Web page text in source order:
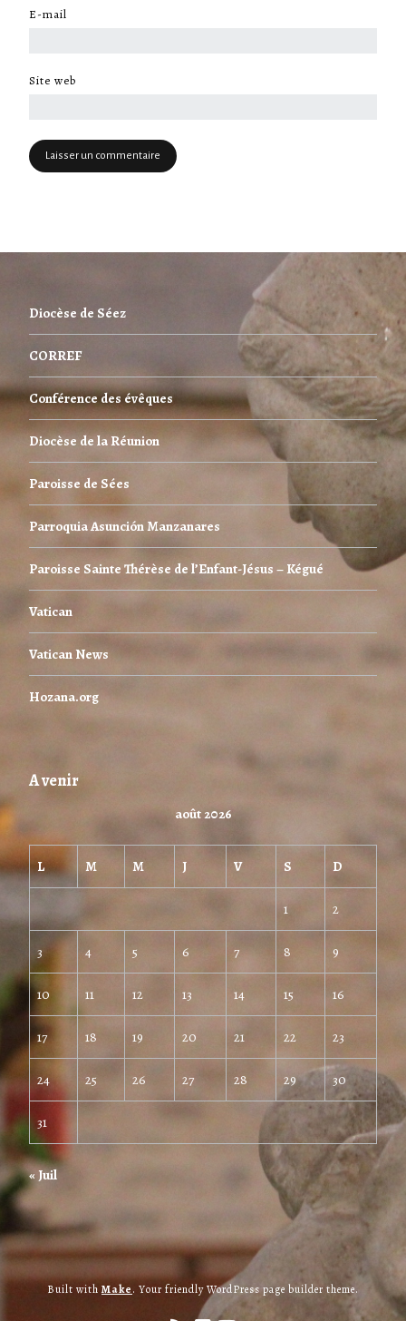
E-mail
Site web
Diocèse de Séez
CORREF
Conférence des évêques
Diocèse de la Réunion
Paroisse de Sées
Parroquia Asunción Manzanares
Paroisse Sainte Thérèse de l’Enfant-Jésus – Kégué
Vatican
Vatican News
Hozana.org
A venir
août 2026
L M M J V S D
1 2
3 4 5 6 7 8 9
10 11 12 13 14 15 16
17 18 19 20 21 22 23
24 25 26 27 28 29 30
31
« Juil
Built with Make. Your friendly WordPress page builder theme.